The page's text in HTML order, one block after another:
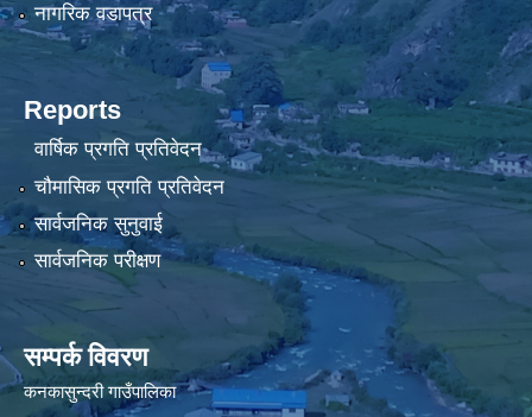
नागरिक वडापत्र
Reports
वार्षिक प्रगति प्रतिवेदन
चौमासिक प्रगति प्रतिवेदन
सार्वजनिक सुनुवाई
सार्वजनिक परीक्षण
सम्पर्क विवरण
कनकासुन्दरी गाउँपालिका